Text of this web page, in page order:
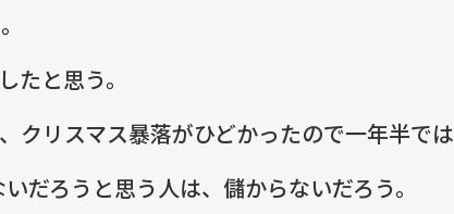
たと思う。
クリスマス暴落がひどかったので一年半では
だろうと思う人は、儲からないだろう。